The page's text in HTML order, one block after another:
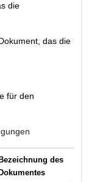
die
das die
für den
Bezeichnung des
Dokumentes